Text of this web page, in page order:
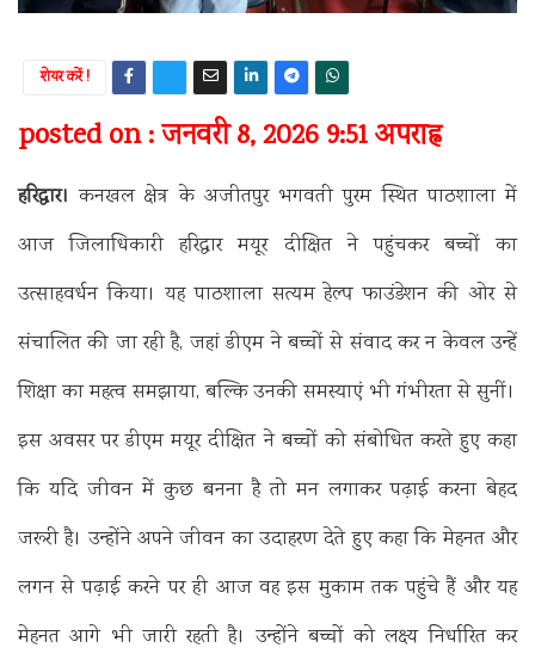
शेयर करें !
posted on : जनवरी 8, 2026 9:51 अपराह्न
हरिद्वार। कनखल क्षेत्र के अजीतपुर भगवती पुरम स्थित पाठशाला में
आज जिलाधिकारी हरिद्वार मयूर दीक्षित ने पहुंचकर बच्चों का
उत्साहवर्धन किया। यह पाठशाला सत्यम हेल्प फाउंडेशन की ओर से
संचालित की जा रही है, जहां डीएम ने बच्चों से संवाद कर न केवल उन्हें
शिक्षा का महत्व समझाया, बल्कि उनकी समस्याएं भी गंभीरता से सुनीं।
इस अवसर पर डीएम मयूर दीक्षित ने बच्चों को संबोधित करते हुए कहा
कि यदि जीवन में कुछ बनना है तो मन लगाकर पढ़ाई करना बेहद
जरूरी है। उन्होंने अपने जीवन का उदाहरण देते हुए कहा कि मेहनत और
लगन से पढ़ाई करने पर ही आज वह इस मुकाम तक पहुंचे हैं और यह
मेहनत आगे भी जारी रहती है। उन्होंने बच्चों को लक्ष्य निर्धारित कर